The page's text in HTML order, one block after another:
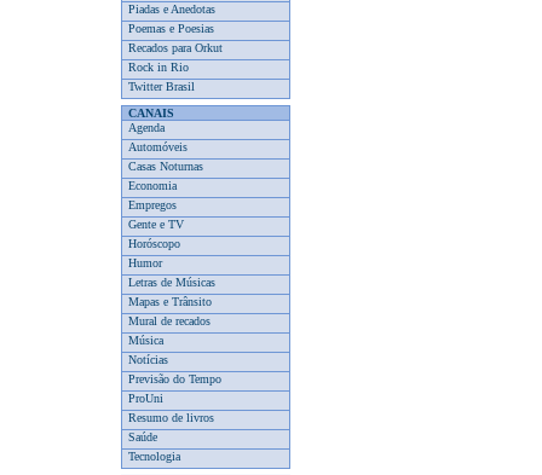
Piadas e Anedotas
Poemas e Poesias
Recados para Orkut
Rock in Rio
Twitter Brasil
CANAIS
Agenda
Automóveis
Casas Noturnas
Economia
Empregos
Gente e TV
Horóscopo
Humor
Letras de Músicas
Mapas e Trânsito
Mural de recados
Música
Notícias
Previsão do Tempo
ProUni
Resumo de livros
Saúde
Tecnologia